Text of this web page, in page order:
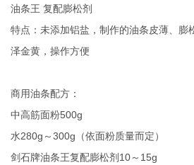
油条王 复配膨松剂
特点：未添加铝盐，制作的油条皮薄、膨
泽金黄，操作方便
商用油条配方：
中高筋面粉500g
水280g～300g（依面粉质量而定）
剑石牌油条王复配膨松剂10～15g